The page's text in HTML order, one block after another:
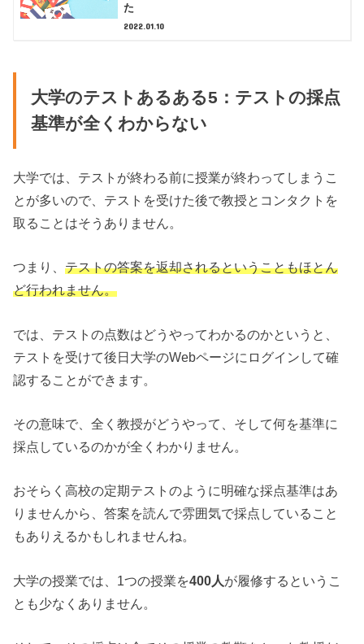
た
2022.01.10
大学のテストあるある5：テストの採点
基準が全くわからない
大学では、テストが終わる前に授業が終わってしまうこ
とが多いので、テストを受けた後で教授とコンタクトを
取ることはそうありません。
つまり、テストの答案を返却されるということもほとん
ど行われません。
では、テストの点数はどうやってわかるのかというと、
テストを受けて後日大学のWebページにログインして確
認することができます。
その意味で、全く教授がどうやって、そして何を基準に
採点しているのかが全くわかりません。
おそらく高校の定期テストのように明確な採点基準はあ
りませんから、答案を読んで雰囲気で採点していること
もありえるかもしれませんね。
大学の授業では、1つの授業を400人が履修するというこ
とも少なくありません。